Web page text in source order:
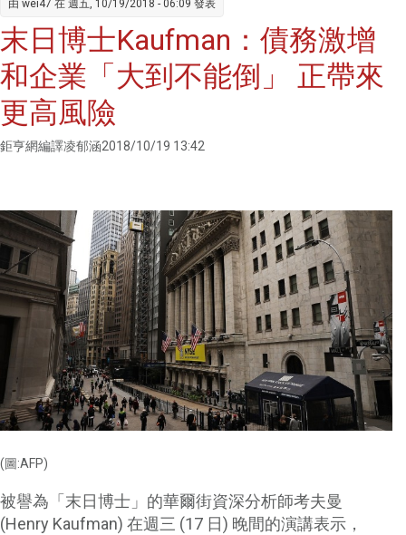
金融發
展史
由 wei47 在 週五, 10/19/2018 - 06:09 發表
末日博士Kaufman：債務激增
和企業「大到不能倒」 正帶來
更高風險
鉅亨網編譯凌郁涵2018/10/19 13:42
(圖:AFP)
被譽為「末日博士」的華爾街資深分析師考夫曼
(Henry Kaufman) 在週三 (17 日) 晚間的演講表示，